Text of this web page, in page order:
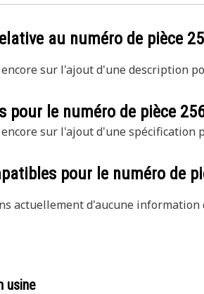
au numéro de pièce
sur l'ajout d'une description
pour le numéro de pièce
sur l'ajout d'une spécification
pour le numéro de
actuellement d'aucune
usine